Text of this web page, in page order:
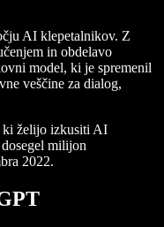
AI klepetalnikov. Z
in obdelavo
model, ki je spremenil
veščine za dialog,
ki želijo izkusiti AI
milijon
2022.